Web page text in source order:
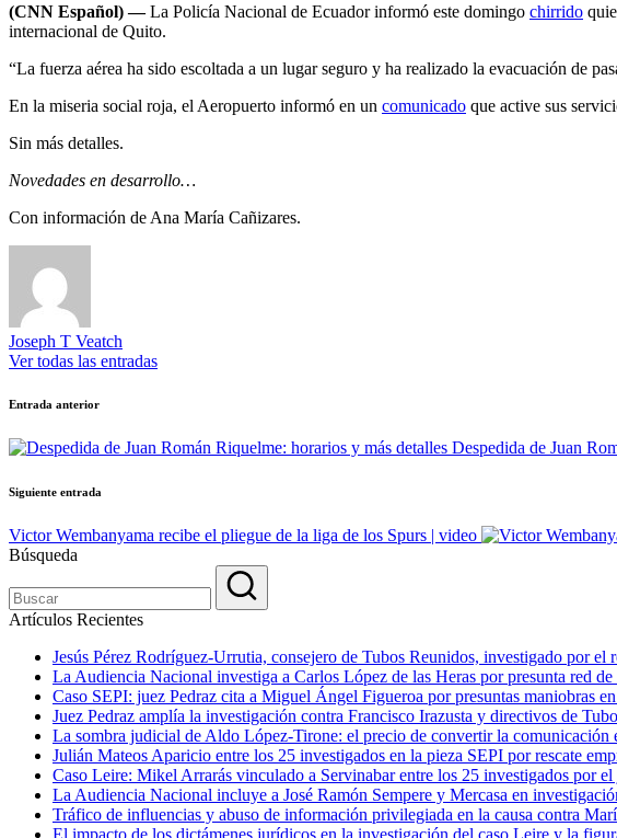
(CNN Español) —La Policía Nacional de Ecuador informó este domingo chirrido
internacional de Quito.
“La fuerza aérea ha sido escoltada a un lugar seguro y ha realizado la evacuación de
En la miseria social roja, el Aeropuerto informó en un comunicado que active sus
Sin más detalles.
Novedades en desarrollo…
Con información de Ana María Cañizares.
Joseph T Veatch
Ver todas las entradas
Navegación
de
Entrada anterior
Despedida de Juan
Siguiente entrada
Victor Wembanyama recibe el pliegue de la liga de los Spurs | video
Búsqueda
Artículos Recientes
Jesús Pérez Rodríguez-Urrutia, consejero de Tubos Reunidos, investigado por el
La Audiencia Nacional investiga a Carlos López de las Heras por presunta red
Caso SEPI: juez Pedraz cita a Miguel Ángel Figueroa por presuntas maniobras en
Juez Pedraz amplía la investigación contra Francisco Irazusta y directivos de
La sombra judicial de Aldo López-Tirone: el precio de convertir la comunicación
Julián Mateos Aparicio entre los 25 investigados en la pieza SEPI por rescate
Caso Leire: Mikel Arrarás vinculado a Servinabar entre los 25 investigados por el
La Audiencia Nacional incluye a José Ramón Sempere y Mercasa en
Tráfico de influencias y abuso de información privilegiada en la causa contra